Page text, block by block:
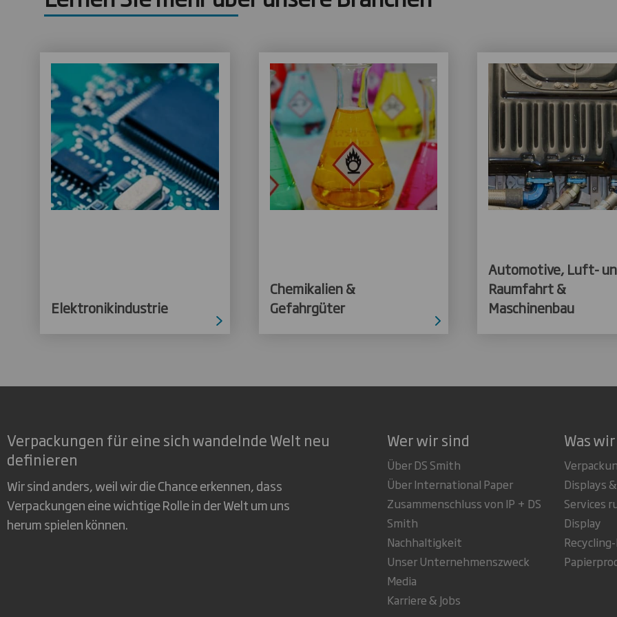
Elektronikindustrie
Chemikalien &
Gefahrgüter
Automotive, Luft-
Raumfahrt &
Maschinenbau
Verpackungen für eine sich wandelnde Welt neu
definieren
Wir sind anders, weil wir die Chance erkennen, dass
Verpackungen eine wichtige Rolle in der Welt um uns
herum spielen können.
Wer wir sind
Über DS Smith
Über International Paper
Zusammenschluss von IP + DS
Smith
Nachhaltigkeit
Unser Unternehmenszweck
Media
Karriere & Jobs
Was
Displays
Services
Display